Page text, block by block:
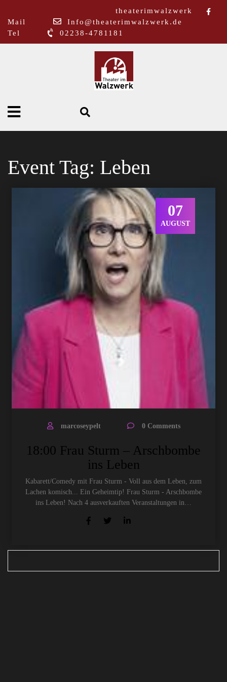
theaterimwalzwerk
Mail
Info@theaterimwalzwerk.de
Tel
02238-4781181
Event Tag: Leben
07
AUGUST
marcoseypelt 0 Comments
18:00 Frau Sturm – Arschbombe
ins Leben
Kabarett/Comedy mit Frau Sturm - Voll aus dem Leben, zum
Lachen komisch... Ein Geheimtip! Frau Sturm - Arschbombe
ins Leben! Nach 4 ausverkauften Veranstaltungen in…